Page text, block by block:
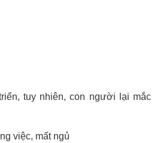
tuy nhiên, con người lại mắc
việc, mất ngủ